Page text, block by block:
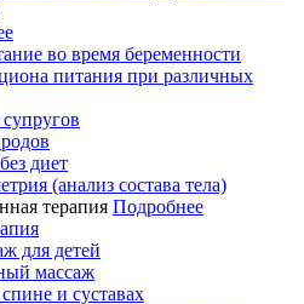
во время беременности
питания при различных
диет
(анализ состава тела)
терапия Подробнее
для детей
массаж
и суставах